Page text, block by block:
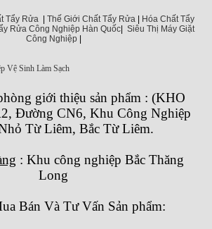
Tẩy Rửa| Thế Giới Chất Tẩy Rửa|
Hóa Chất Tẩy
Rửa Công Nghiệp Hàn Quốc
Siêu Thị Máy Giặt
Công Nghiệp
Vệ Sinh Làm Sạch
giới thiệu sản phẩm : (KHO
Đường CN6, Khu Công Nghiệp
Từ Liêm, Bắc Từ Liêm.
: Khu công nghiệp Bắc Thăng
Long
Bán Và Tư Vấn Sản phẩm: